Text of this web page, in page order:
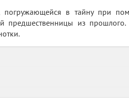
в тайну при
предшественницы из